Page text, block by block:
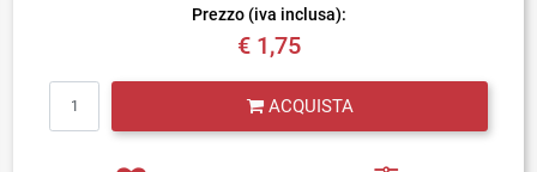
Prezzo (iva inclusa):
€ 1,75
ACQUISTA